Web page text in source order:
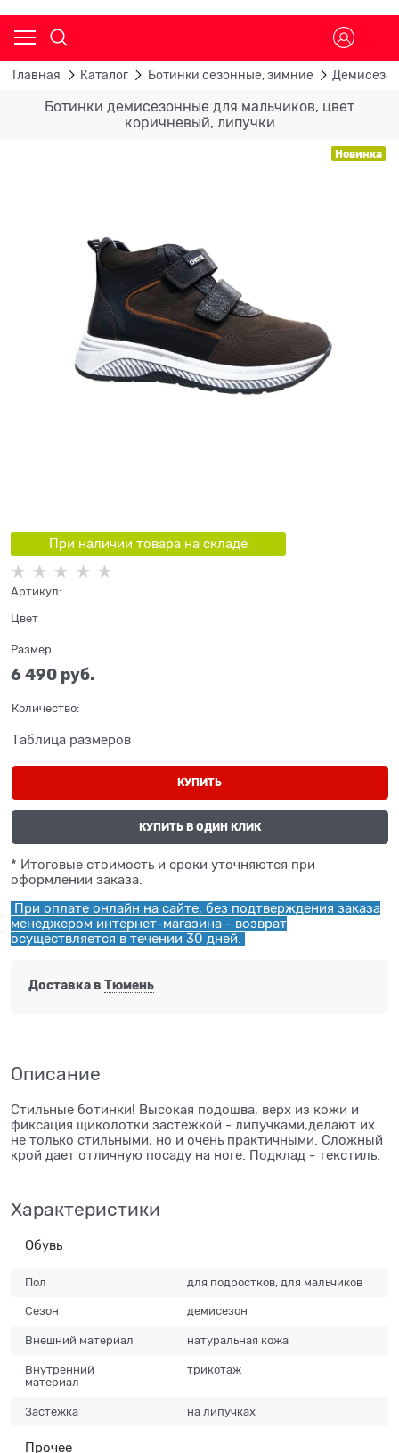
Главная Каталог Ботинки сезонные, зимние
Ботинки демисезонные для мальчиков, цвет
коричневый, липучки
Новинка
При наличии товара на складе
Артикул:
Цвет
Размер
6 490 руб.
Количество:
Таблица размеров
КУПИТЬ
КУПИТЬ В ОДИН КЛИК
* Итоговые стоимость и сроки уточняются при
оформлении заказа.
При оплате онлайн на сайте, без подтверждения заказа
менеджером интернет-магазина - возврат
осуществляется в течении 30 дней.
Доставка в Тюмень
Описание
Стильные ботинки! Высокая подошва, верх из кожи и
фиксация щиколотки застежкой - липучками,делают их
не только стильными, но и очень практичными. Сложный
крой дает отличную посаду на ноге. Подклад - текстиль.
Характеристики
Обувь
Пол для подростков, для мальчиков
Сезон демисезон
Внешний материал натуральная кожа
Внутренний
материал
трикотаж
Застежка на липучках
Прочее